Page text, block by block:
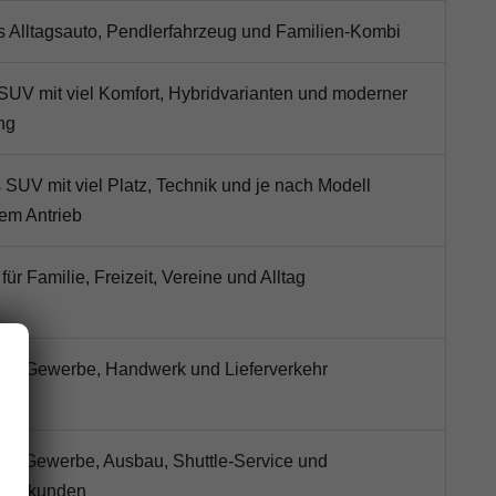
Alltagsauto, Pendlerfahrzeug und Familien-Kombi
mit viel Komfort, Hybridvarianten und moderner
mit viel Platz, Technik und je nach Modell
Antrieb
Familie, Freizeit, Vereine und Alltag
Gewerbe, Handwerk und Lieferverkehr
Gewerbe, Ausbau, Shuttle-Service und